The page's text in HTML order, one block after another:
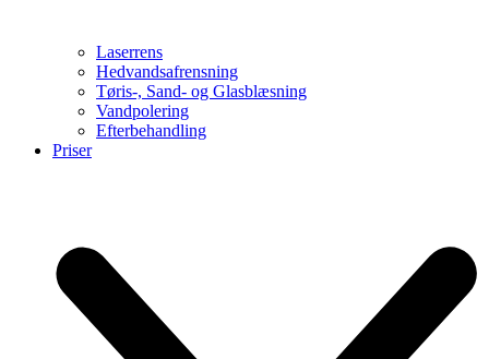
Laserrens
Hedvandsafrensning
Tøris-, Sand- og Glasblæsning
Vandpolering
Efterbehandling
Priser